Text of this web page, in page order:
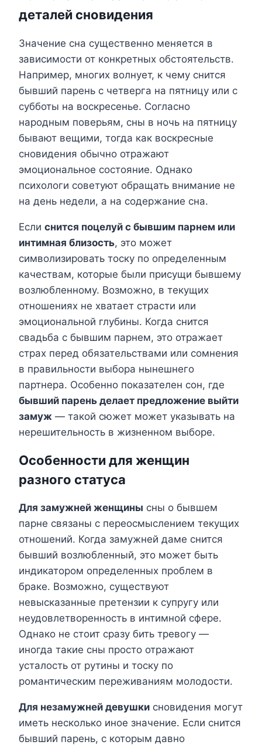
деталей сновидения
Значение сна существенно меняется в
зависимости от конкретных обстоятельств.
Например, многих волнует, к чему снится
бывший парень с четверга на пятницу или с
субботы на воскресенье. Согласно
народным поверьям, сны в ночь на пятницу
бывают вещими, тогда как воскресные
сновидения обычно отражают
эмоциональное состояние. Однако
психологи советуют обращать внимание не
на день недели, а на содержание сна.
Если снится поцелуй с бывшим парнем или
интимная близость, это может
символизировать тоску по определенным
качествам, которые были присущи бывшему
возлюбленному. Возможно, в текущих
отношениях не хватает страсти или
эмоциональной глубины. Когда снится
свадьба с бывшим парнем, это отражает
страх перед обязательствами или сомнения
в правильности выбора нынешнего
партнера. Особенно показателен сон, где
бывший парень делает предложение выйти
замуж — такой сюжет может указывать на
нерешительность в жизненном выборе.
Особенности для женщин
разного статуса
Для замужней женщины сны о бывшем
парне связаны с переосмыслением текущих
отношений. Когда замужней даме снится
бывший возлюбленный, это может быть
индикатором определенных проблем в
браке. Возможно, существуют
невысказанные претензии к супругу или
неудовлетворенность в интимной сфере.
Однако не стоит сразу бить тревогу —
иногда такие сны просто отражают
усталость от рутины и тоску по
романтическим переживаниям молодости.
Для незамужней девушки сновидения могут
иметь несколько иное значение. Если снится
бывший парень, с которым давно